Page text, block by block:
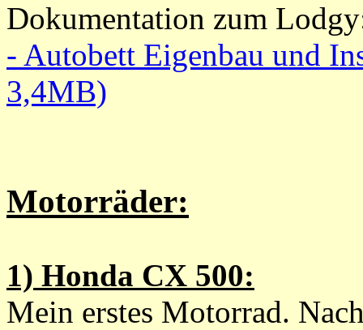
Dokumentation zum
- Autobett Eigenbau und
3,4MB)
Motorräder:
1) Honda CX 500:
Mein erstes Motorrad.